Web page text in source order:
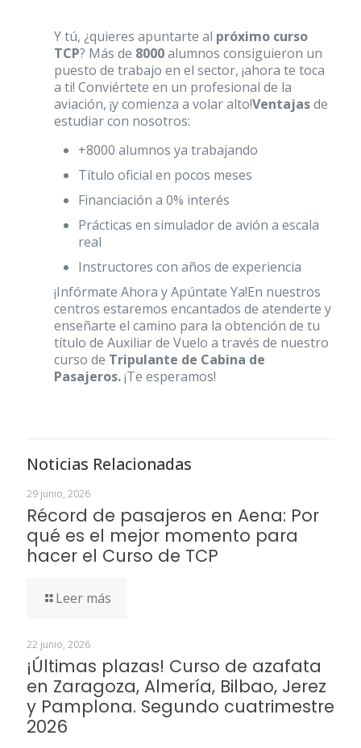
Y tú, ¿quieres apuntarte al próximo curso
TCP? Más de 8000alumnos consiguieron un
puesto de trabajo en el sector, ¡ahora te toca
a ti! Conviértete en un profesional de la
aviación, ¡y comienza a volar alto!Ventajasde
estudiar con nosotros:
+8000 alumnos ya trabajando
Título oficial en pocos meses
Financiación a 0% interés
Prácticas en simulador de avión a escala
real
Instructores con años de experiencia
¡Infórmate Ahora y Apúntate Ya!En nuestros
centros estaremos encantados de atenderte y
enseñarte el camino para la obtención de tu
título de Auxiliar de Vuelo a través de nuestro
curso de Tripulante de Cabina de
Pasajeros.¡Te esperamos!
Noticias Relacionadas
29 junio, 2026
Récord de pasajeros en Aena: Por
qué es el mejor momento para
hacer el Curso de TCP
Leer más
22 junio, 2026
¡Últimas plazas! Curso de azafata
en Zaragoza, Almería, Bilbao, Jerez
y Pamplona. Segundo cuatrimestre
2026